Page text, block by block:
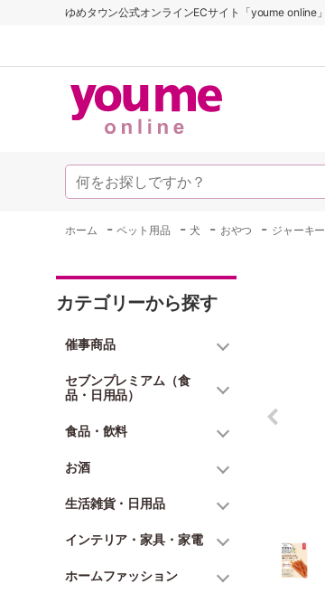
ゆめタウン公式オンラインECサイト「youme online」
ホーム -ペット用品 -犬 - おやつ - ジャーキー
カテゴリーから探す
催事商品
セブンプレミアム（食
品・日用品）
食品・飲料
お酒
生活雑貨・日用品
インテリア・家具・家電
ホームファッション